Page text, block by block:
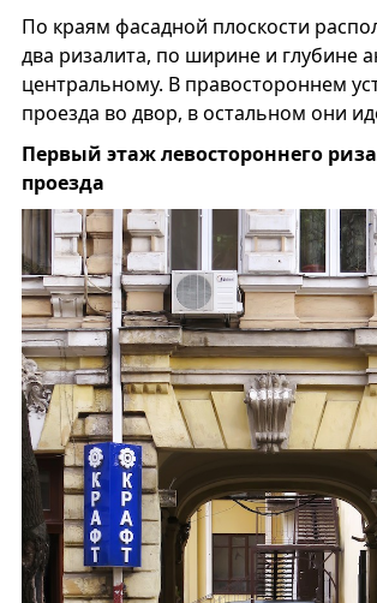
По краям фасадной плоскости
два ризалита, по ширине и глубине
центральному. В правостороннем
проезда во двор, в остальном они
Первый этаж левостороннего
проезда